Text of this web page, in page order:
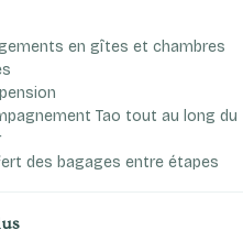
en gîtes et chambres
Tao tout au long du
des bagages entre étapes